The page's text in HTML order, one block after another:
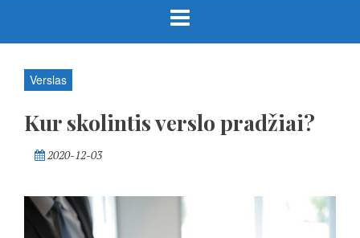
Verslas
Kur skolintis verslo pradžiai?
2020-12-03